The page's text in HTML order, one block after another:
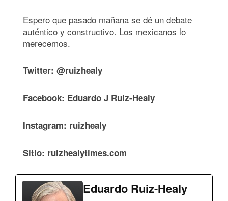
Espero que pasado mañana se dé un debate
auténtico y constructivo. Los mexicanos lo
merecemos.
Twitter: @ruizhealy
Facebook: Eduardo J Ruiz-Healy
Instagram: ruizhealy
Sitio: ruizhealytimes.com
Eduardo Ruiz-Healy